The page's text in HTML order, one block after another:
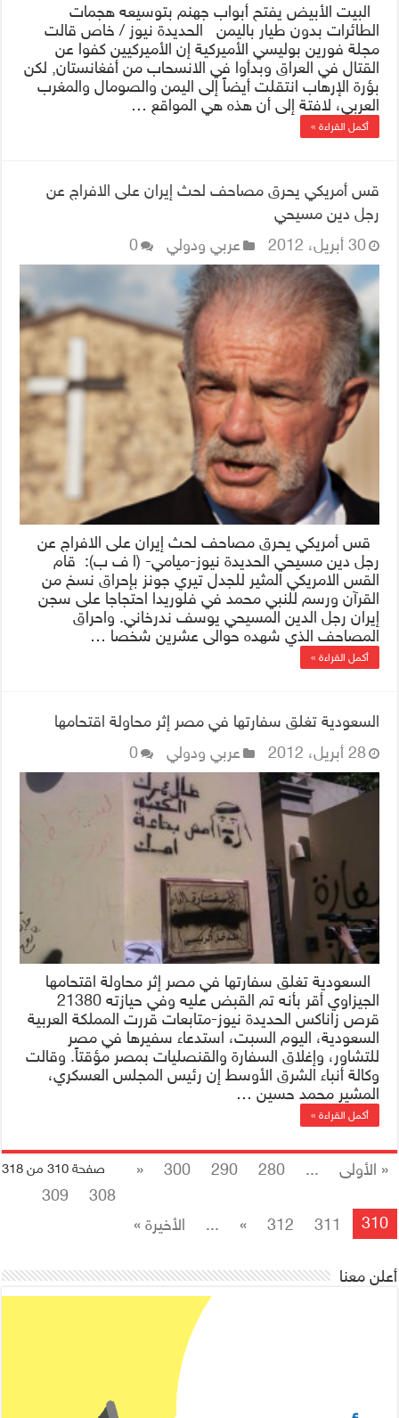
البيت الأبيض يفتح أبواب جهنم بتوسيعه هجمات
الطائرات بدون طيار باليمن الحديدة نيوز / خاص قالت
مجلة فورين بوليسي الأميركية إن الأميركيين كفوا عن
القتال في العراق وبدأوا في الانسحاب من أفغانستان, لكن
بؤرة الإرهاب انتقلت أيضاً إلى اليمن والصومال والمغرب
العربي، لافتة إلى أن هذه هي المواقع …
أكمل القراءة »
قس أمريكي يحرق مصاحف لحث إيران على الافراج عن
رجل دين مسيحي
30 أبريل، 2012
عربي ودولي 0
قس أمريكي يحرق مصاحف لحث إيران على الافراج عن
رجل دين مسيحي الحديدة نيوز-ميامي- (ا ف ب): قام
القس الامريكي المثير للجدل تيري جونز بإحراق نسخ من
القرآن ورسم للنبي محمد في فلوريدا احتجاجا على سجن
إيران رجل الدين المسيحي يوسف ندرخاني. واحراق
المصاحف الذي شهده حوالى عشرين شخصا …
أكمل القراءة »
السعودية تغلق سفارتها في مصر إثر محاولة اقتحامها
28 أبريل، 2012
عربي ودولي 0
السعودية تغلق سفارتها في مصر إثر محاولة اقتحامها
الجيزاوي أقر بأنه تم القبض عليه وفي حيازته 21380
قرص زاناكس الحديدة نيوز-متابعات قررت المملكة العربية
السعودية، اليوم السبت، استدعاء سفيرها في مصر
للتشاور، وإغلاق السفارة والقنصليات بمصر مؤقتاً. وقالت
وكالة أنباء الشرق الأوسط إن رئيس المجلس العسكري،
المشير محمد حسين …
أكمل القراءة »
صفحة 310 من 318 « الأولى ...
280
290
300
«
308
309
310
311
312
»
... الأخيرة »
أعلن معنا